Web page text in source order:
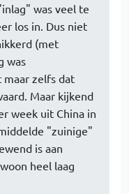
was veel te
los in. Dus niet
(met
was
zelfs dat
Maar kijkend
week uit China in
"zuinige"
is aan
heel laag